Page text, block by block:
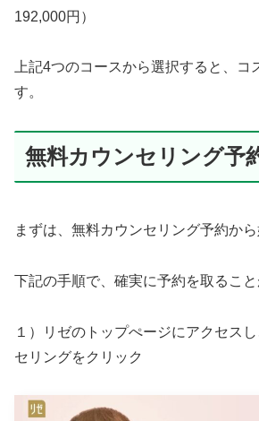
192,000円）
上記4つのコースから選択すると、コ
す。
無料カウンセリング予
まずは、無料カウンセリング予約から
下記の手順で、確実に予約を取ること
１）リゼのトップぺージにアクセス
セリングをクリック